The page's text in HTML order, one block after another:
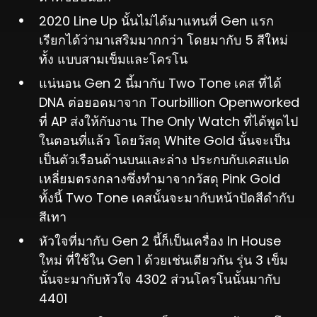
2020 Line Up นั้นไม่ได้มาแทนที่ Gen แรก
เรียกได้ว่ามาเสริมมากกว่า โดยมากับ 5 สีใหม่
ทั้ง แบบสามเข็มและโครโน
แน่นอน Gen 2 นี้มากับ Two Tone เคส ที่ได้
DNA ต่อยอดมาจาก Tourbillion Openworked
ที่ AP ส่งให้กับงาน The Only Watch ที่ได้พูดไป
ในตอนที่แล้ว โดยวัสดุ White Gold นั้นจะเป็น
เป็นตัวเรือนด้านบนและล่าง ประกบกับเคสแปด
เหลี่ยมตรงกลางซึ่งทำมาจากวัสดุ Pink Gold
ทั้งนี้ Two Tone เคสนั้นจะมากับหน้าปัดสีดำกับ
สีเทา
หัวใจที่มากับ Gen 2 นี้ก็เป็นเครื่อง In House
ใหม่ ที่ใช้ใน Gen 1 ด้วยเช่นเดียวกัน รุ่น 3 เข็ม
นั้นจะมากับหัวใจ 4302 ส่วนโครโนนั้นมากับ
4401